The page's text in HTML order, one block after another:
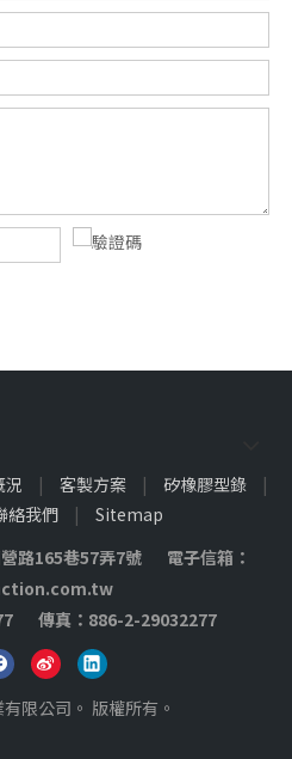
況 | 客製方案 | 矽橡膠型錄
|
絡我們 |
Sitemap
路165巷57弄7號 電子信箱：
傳真：886-2-29032277
限公司。 版權所有。